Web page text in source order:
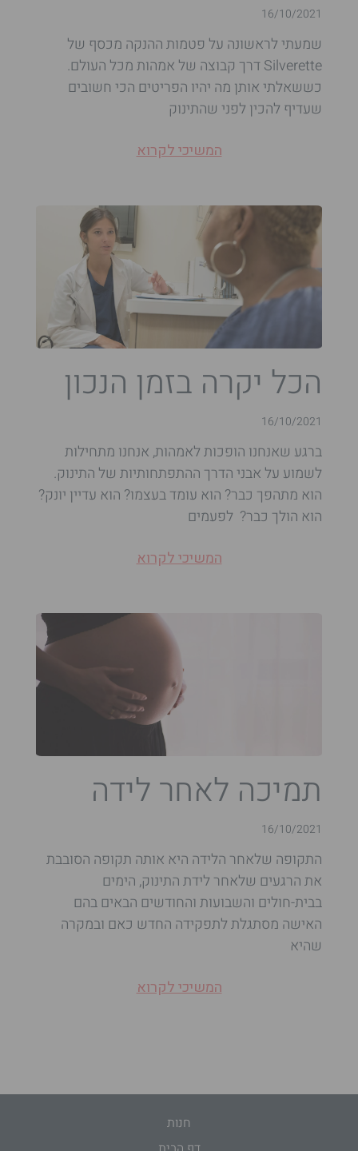
16/10/2021
שמעתי לראשונה על פטמות ההנקה מכסף של
Silverette דרך קבוצה של אמהות מכל העולם.
כששאלתי אותן מה יהיו הפריטים הכי חשובים
שעדיף להכין לפני שהתינוק
המשיכי לקרוא
הכל יקרה בזמן הנכון
16/10/2021
ברגע שאנחנו הופכות לאמהות, אנחנו מתחילות
לשמוע על אבני הדרך ההתפתחותיות של התינוק.
הוא מתהפך כבר? הוא עומד בעצמו? הוא עדיין יונק?
הוא הולך כבר? לפעמים
המשיכי לקרוא
תמיכה לאחר לידה
16/10/2021
התקופה שלאחר הלידה היא אותה תקופה הסובבת
את הרגעים שלאחר לידת התינוק, הימים
בבית-חולים והשבועות והחודשים הבאים בהם
האישה מסתגלת לתפקידה החדש כאם ובמקרה
שהיא
המשיכי לקרוא
חנות